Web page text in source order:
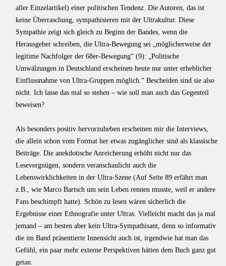
aller Einzelartikel) einer politischen Tendenz. Die Autoren, das ist
keine Überraschung, sympathisieren mit der Ultrakultur. Diese
Sympathie zeigt sich gleich zu Beginn der Bandes, wenn die
Herausgeber schreiben, die Ultra-Bewegung sei „möglicherweise der
legitime Nachfolger der 68er-Bewegung“ (9): „Politische
Umwälzungen in Deutschland erscheinen heute nur unter erheblicher
Einflussnahme von Ultra-Gruppen möglich.“ Bescheiden sind sie also
nicht. Ich lasse das mal so stehen – wie soll man auch das Gegenteil
beweisen?
Als besonders positiv hervorzuheben erscheinen mir die Interviews,
die allein schon vom Format her etwas zugänglicher sind als klassische
Beiträge. Die anekdotische Anreicherung erhöht nicht nur das
Lesevergnügen, sondern veranschaulicht auch die
Lebenswirklichkeiten in der Ultra-Szene (Auf Seite 89 erfährt man
z.B., wie Marco Bartsch um sein Leben rennen musste, weil er andere
Fans beschimpft hatte). Schön zu lesen wären sicherlich die
Ergebnisse einer Ethnografie unter Ultras. Vielleicht macht das ja mal
jemand – am besten aber kein Ultra-Sympathisant, denn so informativ
die im Band präsentierte Innensicht auch ist, irgendwie hat man das
Gefühl, ein paar mehr externe Perspektiven hätten dem Buch ganz gut
getan.